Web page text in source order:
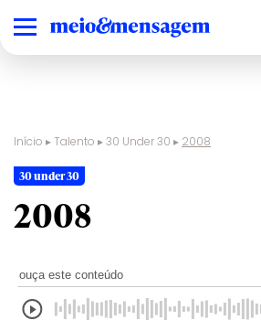
Início ▸ Talento ▸30 Under 30 ▸ 2008
30 under 30
2008
ouça este conteúdo